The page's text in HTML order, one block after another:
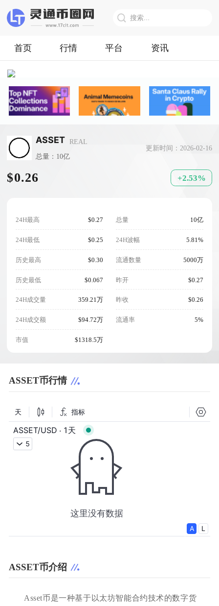
首页 行情 平台 资讯
ASSET
REAL
总量：10亿
更新时间：2026-02-16
$0.26 +2.53%
24H最高 $0.27
24H最低 $0.25
历史最高 $0.30
历史最低 $0.067
24H成交量 359.21万
24H成交额 $94.72万
市值 $1318.5万
总量 10亿
24H波幅 5.81%
流通数量 5000万
昨开 $0.27
昨收 $0.26
流通率 5%
ASSET币行情
ASSET币介绍
Asset币是一种基于以太坊智能合约技术的数字货